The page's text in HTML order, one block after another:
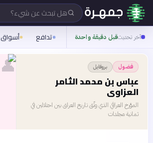
هل تبحث عن شيء؟
آخر تحديثقبل دقيقة واحدة تدافع أسواق
فضول بروفايل
عباس بن محمد الثامر
العزاوي
المؤرخ العراقي الذي وثّق تاريخ العراق بين احتلالين في
ثمانية مجلدات
👤